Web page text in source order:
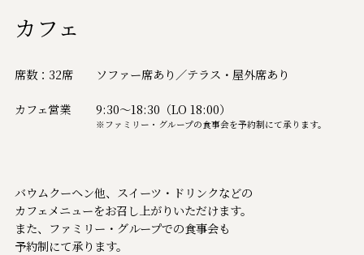
カフェ
席数：32席 ソファー席あり／テラス・屋外席あり
カフェ営業 9:30～18:30（LO 18:00）
※ファミリー・グループの食事会を予約制にて承ります。
バウムクーヘン他、スイーツ・ドリンクなどの
カフェメニューをお召し上がりいただけます。
また、ファミリー・グループでの食事会も
予約制にて承ります。